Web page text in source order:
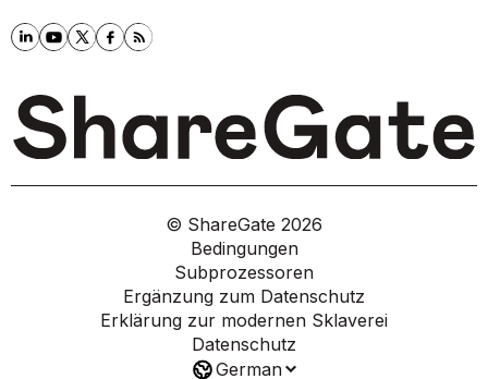
© ShareGate 2026
Bedingungen
Subprozessoren
Ergänzung zum Datenschutz
Erklärung zur modernen Sklaverei
Datenschutz
German